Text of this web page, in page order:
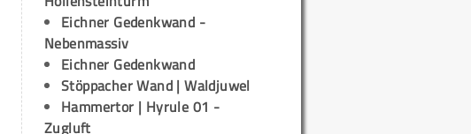
Eichner Gedenkwand -
Nebenmassiv
Eichner Gedenkwand
Stöppacher Wand | Waldjuwel
Hammertor | Hyrule 01 -
Zugluft